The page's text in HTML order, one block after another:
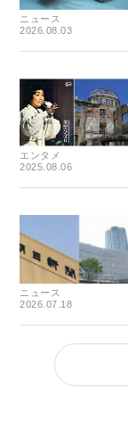
ニュース
2026.08.03
エンタメ
2025.08.06
ニュース
2026.07.18